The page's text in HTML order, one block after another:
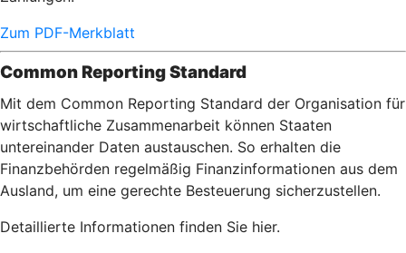
Zum PDF-Merkblatt
Common Reporting Standard
Mit dem Common Reporting Standard der Organisation für
wirtschaftliche Zusammenarbeit können Staaten
untereinander Daten austauschen. So erhalten die
Finanzbehörden regelmäßig Finanzinformationen aus dem
Ausland, um eine gerechte Besteuerung sicherzustellen.
Detaillierte Informationen finden Sie hier.